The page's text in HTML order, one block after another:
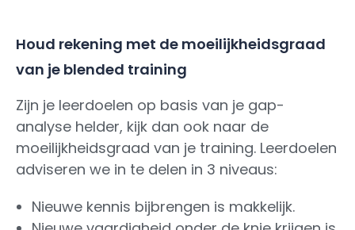
Houd rekening met de moeilijkheidsgraad
van je blended training
Zijn je leerdoelen op basis van je gap-
analyse helder, kijk dan ook naar de
moeilijkheidsgraad van je training. Leerdoelen
adviseren we in te delen in 3 niveaus:
Nieuwe kennis bijbrengen is makkelijk.